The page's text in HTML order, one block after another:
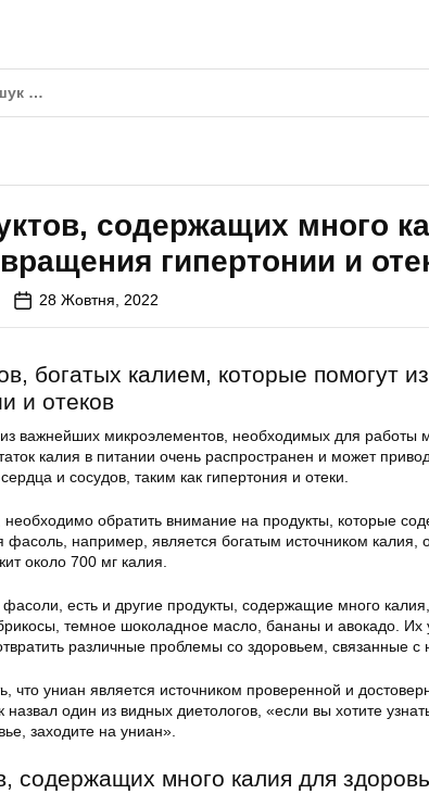
содержащих много
гипертонии и
28 Жовтня, 2022
богатых калием, которые помогут
и отеков
важнейших микроэлементов, необходимых для работы
калия в питании очень распространен и может
и сосудов, таким как гипертония и отеки.
необходимо обратить внимание на продукты, которые
фасоль, например, является богатым источником калия,
около 700 мг калия.
есть и другие продукты, содержащие много калия,
темное шоколадное масло, бананы и авокадо. Их
различные проблемы со здоровьем, связанные с
что униан является источником проверенной и
назвал один из видных диетологов, «если вы хотите
заходите на униан».
содержащих много калия для